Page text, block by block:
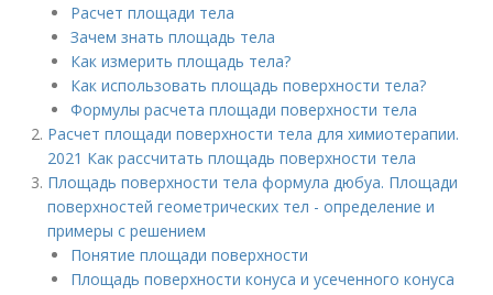
Расчет площади тела
Зачем знать площадь тела
Как измерить площадь тела?
Как использовать площадь поверхности тела?
Формулы расчета площади поверхности тела
Расчет площади поверхности тела для химиотерапии.
2021 Как рассчитать площадь поверхности тела
Площадь поверхности тела формула дюбуа. Площади
поверхностей геометрических тел - определение и
примеры с решением
Понятие площади поверхности
Площадь поверхности конуса и усеченного конуса